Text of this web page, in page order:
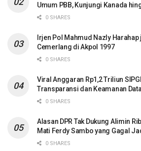
Umum PBB, Kunjungi Kanada
0 SHARES
Irjen Pol Mahmud Nazly
Cemerlang di Akpol 1997
0 SHARES
Viral Anggaran Rp1,2 Triliun
Transparansi dan Keamanan
0 SHARES
Alasan DPR Tak Dukung Alimin
Mati Ferdy Sambo yang Gagal
0 SHARES